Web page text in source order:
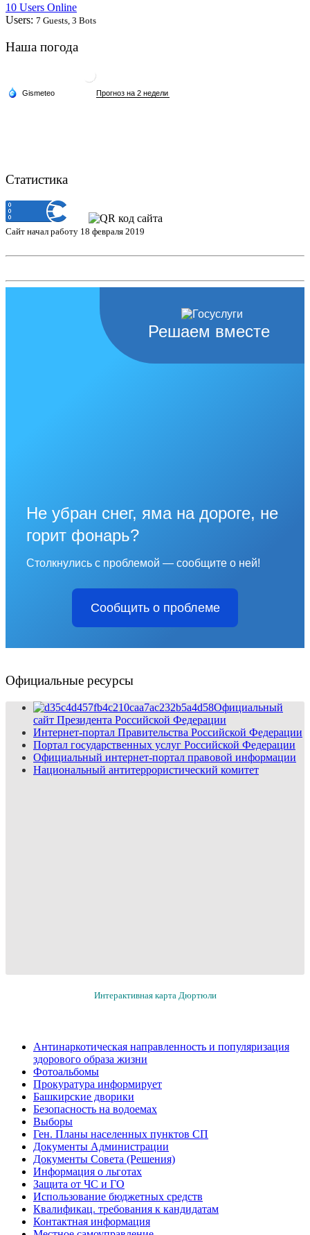
10 Users Online
Users: 7 Guests, 3 Bots
Наша погода
Статистика
Сайт начал работу 18 февраля 2019
Решаем вместе
Не убран снег, яма на дороге, не
горит фонарь?
Столкнулись с проблемой — сообщите о ней!
Сообщить о проблеме
Официальные ресурсы
Официальный
сайт Президента Российской Федерации
Интернет-портал Правительства Российской Федерации
Портал государственных услуг Российской Федерации
Официальный интернет-портал правовой информации
Национальный антитеррористический комитет
Интерактивная карта Дюртюли
Антинаркотическая направленность и популяризация
здорового образа жизни
Фотоальбомы
Прокуратура информирует
Башкирские дворики
Безопасность на водоемах
Выборы
Ген. Планы населенных пунктов СП
Документы Администрации
Документы Совета (Решения)
Информация о льготах
Защита от ЧС и ГО
Использование бюджетных средств
Квалификац. требования к кандидатам
Контактная информация